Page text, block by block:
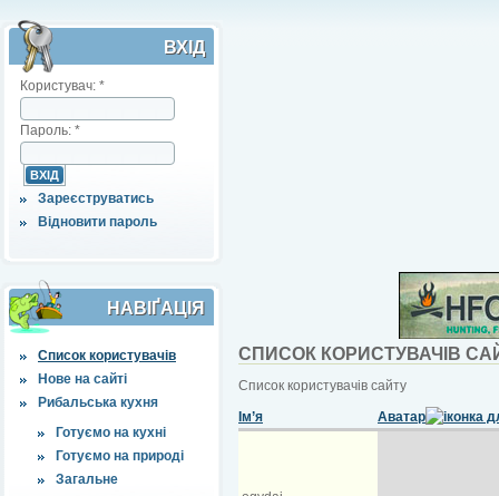
ВХІД
Користувач: *
Пароль: *
Зареєструватись
Відновити пароль
НАВІҐАЦІЯ
Список користувачів
Нове на сайті
Рибальська кухня
Готуємо на кухні
Готуємо на природі
Загальне
СПИСОК КОРИСТУВАЧІВ
Список користувачів сайту
Ім’я
Аватар